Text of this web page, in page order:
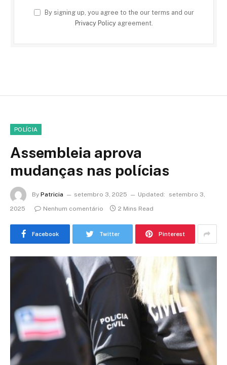
By signing up, you agree to the our terms and our
Privacy Policyagreement.
POLÍCIA
Assembleia aprova
mudanças nas polícias
By Patricia setembro 3, 2025 Updated:
setembro 3,
2025
Nenhum comentário 2 Mins Read
Facebook Twitter Pinterest